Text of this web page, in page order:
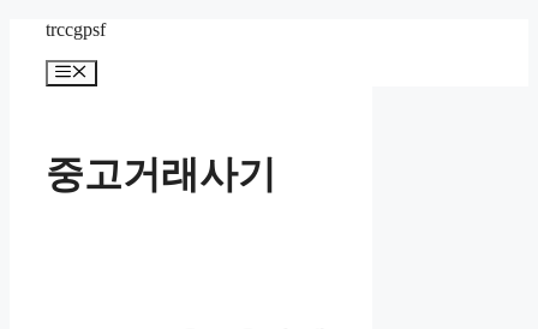
content
trccgpsf
Menu
중고거래사기